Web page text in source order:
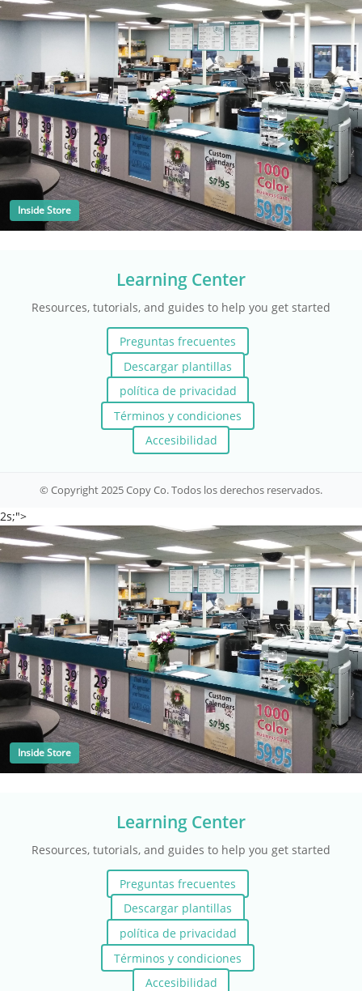
Inside Store
Learning Center
Resources, tutorials, and guides to help you get started
Preguntas frecuentes
Descargar plantillas
política de privacidad
Términos y condiciones
Accesibilidad
© Copyright 2025 Copy Co. Todos los derechos reservados.
2s;">
Inside Store
Learning Center
Resources, tutorials, and guides to help you get started
Preguntas frecuentes
Descargar plantillas
política de privacidad
Términos y condiciones
Accesibilidad